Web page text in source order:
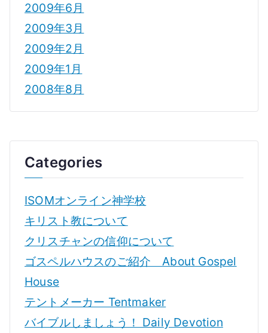
2009年6月
2009年3月
2009年2月
2009年1月
2008年8月
Categories
ISOMオンライン神学校
キリスト教について
クリスチャンの信仰について
ゴスペルハウスのご紹介 About Gospel
House
テントメーカー Tentmaker
バイブルしましょう！ Daily Devotion